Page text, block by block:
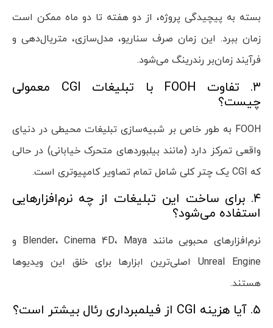
بسته به پیچیدگی پروژه، از دو هفته تا دو ماه ممکن است
زمان ببرد. این زمان صرف سناریو، مدل‌سازی، متریال‌دهی و
فرآیند زمان‌بر رندرینگ می‌شود.
۳. تفاوت FOOH با تبلیغات CGI معمولی
چیست؟
FOOH به طور خاص بر شبیه‌سازی تبلیغات محیطی در دنیای
واقعی تمرکز دارد (مانند بیلبوردهای متحرک خیابانی) در حالی
که CGI یک چتر کلی شامل تمام تصاویر کامپیوتری است.
۴. برای ساخت این تبلیغات از چه نرم‌افزارهایی
استفاده می‌شود؟
نرم‌افزارهای محبوبی مانند Blender، Cinema 4D، Maya و
Unreal Engine اصلی‌ترین ابزارها برای خلق این ویدیوها
هستند.
۵. آیا هزینه CGI از فیلمبرداری رئال بیشتر است؟